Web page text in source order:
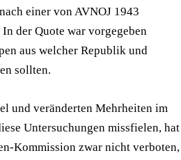
einer von AVNOJ 1943
der Quote war vorgegeben
aus welcher Republik und
sollten.
und veränderten Mehrheiten im
Untersuchungen missfielen, hat
Kommission zwar nicht verboten,